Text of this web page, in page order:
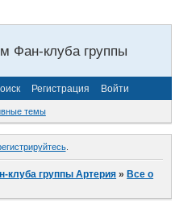
Фан-клуба группы
Регистрация Войти
темы
.
группы Артерия »Все о